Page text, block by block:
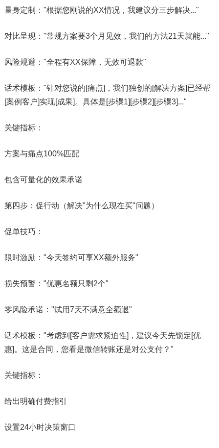
量身定制："根据您刚说的XX情况，我建议分三步解决..."
对比呈现："常规方案要3个月见效，我们的方法21天就能..."
风险规避："全程有XX保障，无效可退款"
​​话术模板​​："针对您说的[痛点]，我们独创的[解决方案]已经帮
[案例客户]实现[成果]。具体是[步骤1][步骤2][步骤3]..."​​
关键指标​​：
方案与痛点100%匹配
包含可量化的效果承诺
第四步：促行动（解决"为什么现在买"问题）
​​促单技巧​​：
限时激励："今天签约可享XX额外服务"
损失预警："优惠名额只剩2个"
零风险承诺："试用7天不满意全额退"
​​话术模板​​："考虑到[客户需求紧迫性]，建议今天先锁定[优
惠]。这是合同，您看是微信转账还是对公支付？"​​
关键指标​​：
给出明确付费指引
设置24小时决策窗口